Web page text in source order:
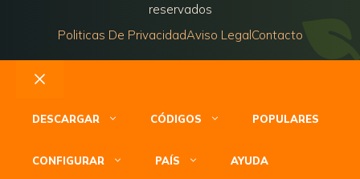
reservados
Politicas De PrivacidadAviso LegalContacto
DESCARGAR CÓDIGOS POPULARES
CONFIGURAR PAÍS AYUDA